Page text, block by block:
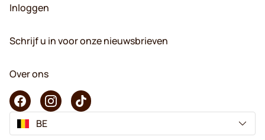
Inloggen
Schrijf u in voor onze nieuwsbrieven
Over ons
BE